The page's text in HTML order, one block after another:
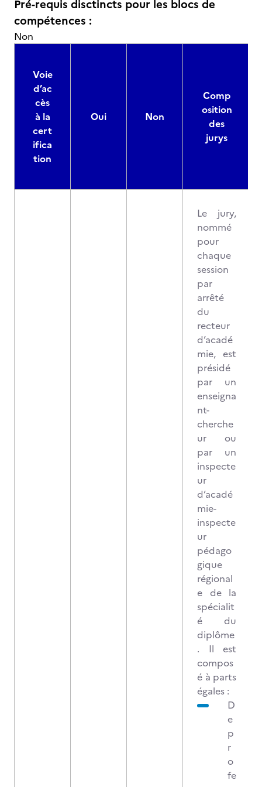
Pré-requis disctincts pour les blocs de
compétences :
Non
Voie
d’ac
cès
à la
cert
ifica
tion
Oui Non
Comp
osition
des
jurys
Le jury,
nommé
pour
chaque
session
par
arrêté
du
recteur
d’acadé
mie, est
présidé
par un
enseigna
nt-
cherche
ur ou
par un
inspecte
ur
d’acadé
mie-
inspecte
ur
pédago
gique
régional
e de la
spécialit
é du
diplôme
. Il est
compos
é à parts
égales :
D
e
p
r
o
fe